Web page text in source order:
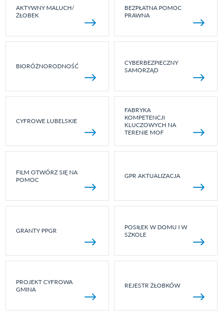
AKTYWNY MALUCH/
ŻŁOBEK
BEZPŁATNA POMOC
PRAWNA
BIORÓŻNORODNOŚĆ
CYBERBEZPIECZNY
SAMORZĄD
CYFROWE LUBELSKIE
FABRYKA
KOMPETENCJI
KLUCZOWYCH NA
TERENIE MOF
FILM OTWÓRZ SIĘ NA
POMOC
GPR AKTUALIZACJA
GRANTY PPGR
POSIŁEK W DOMU I W
SZKOLE
PROJEKT CYFROWA
GMINA
REJESTR ŻŁOBKÓW